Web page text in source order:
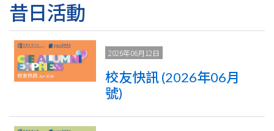
校
友
園
昔日活動
2026年06月12日
校友快訊 (2026年06月
號)